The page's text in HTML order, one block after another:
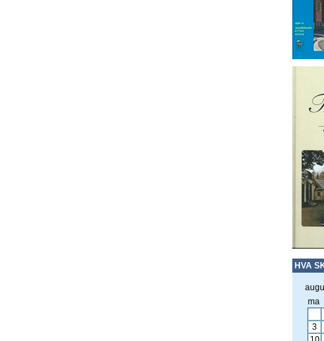
HVA
ma
3